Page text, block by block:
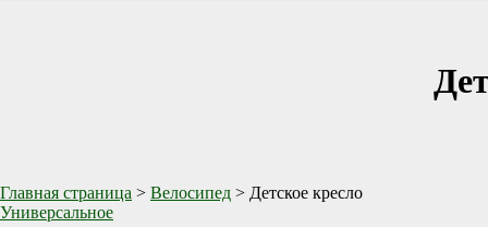
Главная страница > Велосипед > Детское кресло
Универсальное